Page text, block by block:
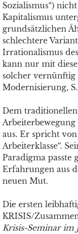
Sozialismus“)
Kapitalismus
grundsätzlichen
schlechtere
Irrationalismus
kann nur mit
solcher vernünftig
Modernisierung,
Dem
aus. Er spricht
Arbeiterklasse“.
Paradigma passte
Erfahrungen aus
neuen Mut.
Die ersten
KRISIS/
Krisis-Seminar im